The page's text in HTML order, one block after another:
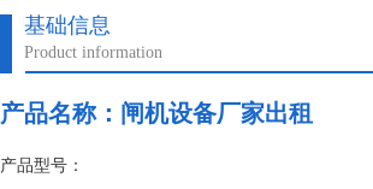
基础信息
Product information
产品名称： 闸机设备厂家出租
产品型号：